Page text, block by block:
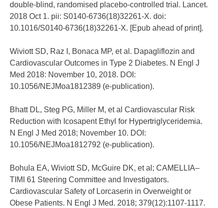
double-blind, randomised placebo-controlled trial. Lancet.
2018 Oct 1. pii: S0140-6736(18)32261-X. doi:
10.1016/S0140-6736(18)32261-X. [Epub ahead of print].
Wiviott SD, Raz I, Bonaca MP, et al. Dapagliflozin and
Cardiovascular Outcomes in Type 2 Diabetes. N Engl J
Med 2018: November 10, 2018. DOI:
10.1056/NEJMoa1812389 (e-publication).
Bhatt DL, Steg PG, Miller M, et al Cardiovascular Risk
Reduction with Icosapent Ethyl for Hypertriglyceridemia.
N Engl J Med 2018; November 10. DOI:
10.1056/NEJMoa1812792 (e-publication).
Bohula EA, Wiviott SD, McGuire DK, et al; CAMELLIA–
TIMI 61 Steering Committee and Investigators.
Cardiovascular Safety of Lorcaserin in Overweight or
Obese Patients. N Engl J Med. 2018; 379(12):1107-1117.